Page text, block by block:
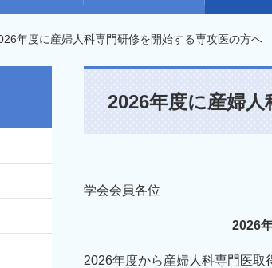
年度に産婦人科専門研修を開始する専攻医の方へ
2026年度に産婦
学会会員各位
2026
2026年度から産婦人科専門医取